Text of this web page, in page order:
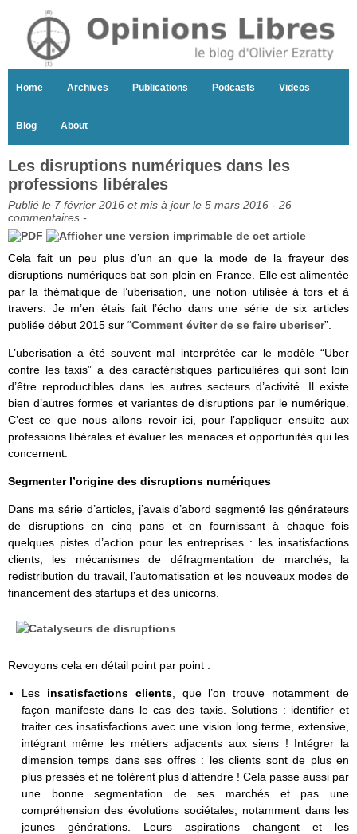
Home Archives Publications Podcasts Videos
Blog About
Les disruptions numériques dans les
professions libérales
Publié le 7 février 2016 et mis à jour le 5 mars 2016 - 26
commentaires -
Cela fait un peu plus d’un an que la mode de la frayeur des
disruptions numériques bat son plein en France. Elle est alimentée
par la thématique de l’uberisation, une notion utilisée à tors et à
travers. Je m’en étais fait l’écho dans une série de six articles
publiée début 2015 sur “Comment éviter de se faire uberiser”.
L’uberisation a été souvent mal interprétée car le modèle “Uber
contre les taxis” a des caractéristiques particulières qui sont loin
d’être reproductibles dans les autres secteurs d’activité. Il existe
bien d’autres formes et variantes de disruptions par le numérique.
C’est ce que nous allons revoir ici, pour l’appliquer ensuite aux
professions libérales et évaluer les menaces et opportunités qui les
concernent.
Segmenter l’origine des disruptions numériques
Dans ma série d’articles, j’avais d’abord segmenté les générateurs
de disruptions en cinq pans et en fournissant à chaque fois
quelques pistes d’action pour les entreprises : les insatisfactions
clients, les mécanismes de défragmentation de marchés, la
redistribution du travail, l’automatisation et les nouveaux modes de
financement des startups et des unicorns.
Revoyons cela en détail point par point :
Les insatisfactions clients, que l’on trouve notamment de
façon manifeste dans le cas des taxis. Solutions : identifier et
traiter ces insatisfactions avec une vision long terme, extensive,
intégrant même les métiers adjacents aux siens ! Intégrer la
dimension temps dans ses offres : les clients sont de plus en
plus pressés et ne tolèrent plus d’attendre ! Cela passe aussi par
une bonne segmentation de ses marchés et pas une
compréhension des évolutions sociétales, notamment dans les
jeunes générations. Leurs aspirations changent et les